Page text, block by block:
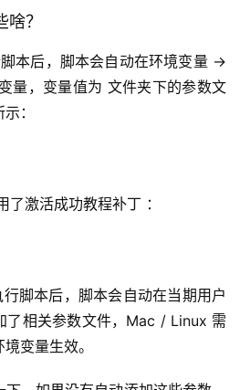
？
本后，脚本会自动在环境变量 ->
量，变量值为 文件夹下的参数文
：
激活成功教程补丁 ：
脚本后，脚本会自动在当期用户
了相关参数文件，Mac / Linux 需
变量生效。